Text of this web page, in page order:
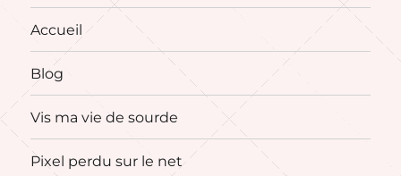
Accueil
Blog
Vis ma vie de sourde
Pixel perdu sur le net